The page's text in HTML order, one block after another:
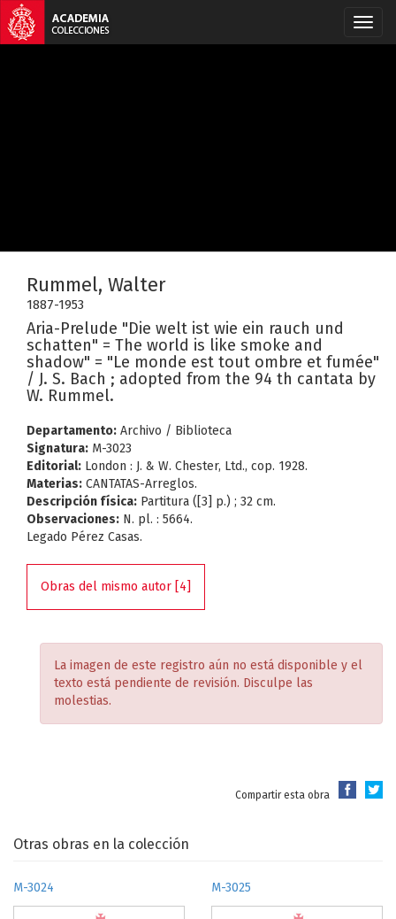
Rummel, Walter
1887-1953
Aria-Prelude "Die welt ist wie ein rauch und
schatten" = The world is like smoke and
shadow" = "Le monde est tout ombre et fumée"
/ J. S. Bach ; adopted from the 94 th cantata by
W. Rummel.
Departamento: Archivo / Biblioteca
Signatura: M-3023
Editorial: London : J. & W. Chester, Ltd., cop. 1928.
Materias: CANTATAS-Arreglos.
Descripción física: Partitura ([3] p.) ; 32 cm.
Observaciones: N. pl. : 5664.
Legado Pérez Casas.
Obras del mismo autor [4]
La imagen de este registro aún no está disponible y el
texto está pendiente de revisión. Disculpe las
molestias.
Compartir esta obra
Otras obras en la colección
M-3024 M-3025